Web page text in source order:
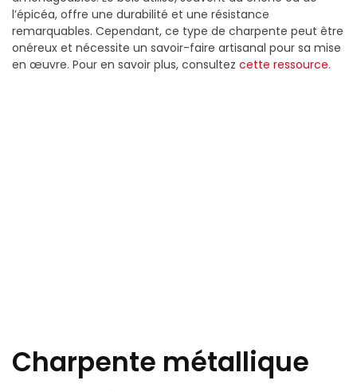
l’épicéa, offre une durabilité et une résistance
remarquables. Cependant, ce type de charpente peut être
onéreux et nécessite un savoir-faire artisanal pour sa mise
en œuvre. Pour en savoir plus, consultez cette ressource.
Charpente métallique